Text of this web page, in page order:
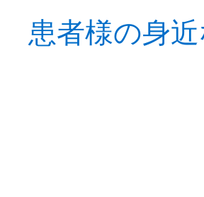
患者様の身